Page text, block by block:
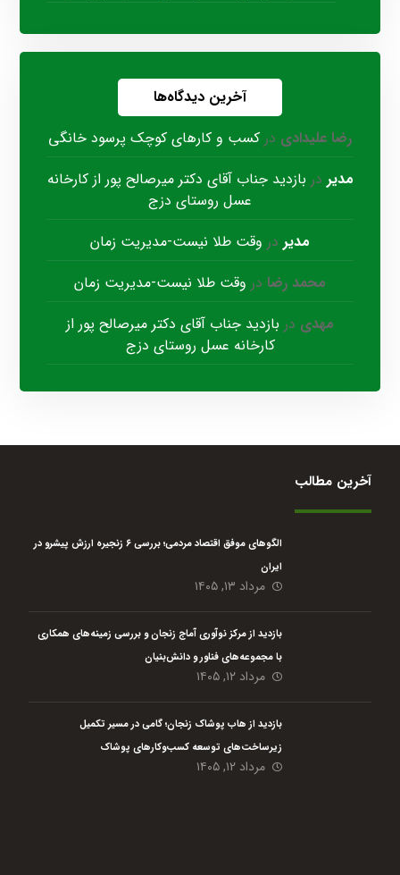
آخرین دیدگاه‌ها
رضا علیدادی در کسب و کارهای کوچک پرسود خانگی
مدیر در بازدید جناب آقای دکتر میرصالح پور از کارخانه
عسل روستای دزج
مدیر در وقت طلا نیست-مدیریت زمان
محمد رضا در وقت طلا نیست-مدیریت زمان
مهدی در بازدید جناب آقای دکتر میرصالح پور از
کارخانه عسل روستای دزج
آخرین مطالب
الگوهای موفق اقتصاد مردمی؛ بررسی ۶ زنجیره ارزش پیشرو در
ایران
مرداد ۱۳, ۱۴۰۵
بازدید از مرکز نوآوری آماج زنجان و بررسی زمینه‌های همکاری
با مجموعه‌های فناور و دانش‌بنیان
مرداد ۱۲, ۱۴۰۵
بازدید از هاب پوشاک زنجان؛ گامی در مسیر تکمیل
زیرساخت‌های توسعه کسب‌وکارهای پوشاک
مرداد ۱۲, ۱۴۰۵